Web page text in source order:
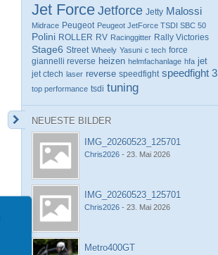
Jet Force Jetforce Jetty Malossi
Midrace Peugeot Peugeot JetForce TSDI SBC 50
Polini ROLLER RV Racinggitter Rally Victories
Stage6 Street Wheely Yasuni c tech force
giannelli reverse heizen helmfachanlage hfa jet
jet ctech laser reverse speedfight speedfight 3
top performance tsdi tuning
NEUESTE BILDER
IMG_20260523_125701
Chris2026 -23. Mai 2026
IMG_20260523_125701
Chris2026 -23. Mai 2026
Metro400GT